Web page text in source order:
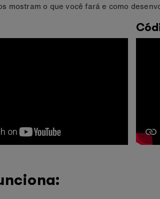
mostram o que você fará e como